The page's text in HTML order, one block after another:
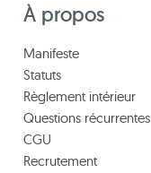
À propos
Manifeste
Statuts
Règlement intérieur
Questions récurrentes
CGU
Recrutement